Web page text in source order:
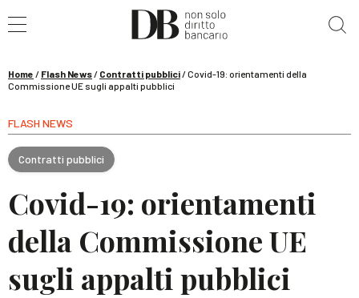
WEBINAR / 23 settembre
Nuove linee guida EBA sulla POG dei prodotti
SCOPRI I DETTAGLI
Home / Flash News/ Contratti pubblici/Covid-19: orientamenti della
Commissione UE sugli appalti pubblici
FLASH NEWS
Contratti pubblici
Covid-19: orientamenti
della Commissione UE
sugli appalti pubblici